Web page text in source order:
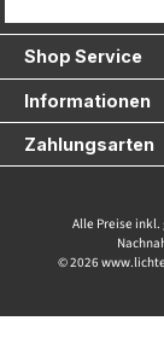
Shop Service
Informationen
Zahlungsarten
Alle Preise
© 2026